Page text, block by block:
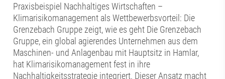
Praxisbeispiel Nachhaltiges Wirtschaften –
Klimarisikomanagement als Wettbewerbsvorteil: Die
Grenzebach Gruppe zeigt, wie es geht Die Grenzebach
Gruppe, ein global agierendes Unternehmen aus dem
Maschinen- und Anlagenbau mit Hauptsitz in Hamlar,
hat Klimarisikomanagement fest in ihre
Nachhaltigkeitsstrategie integriert. Dieser Ansatz macht